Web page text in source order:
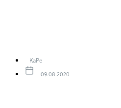
KaPe
09.08.2020